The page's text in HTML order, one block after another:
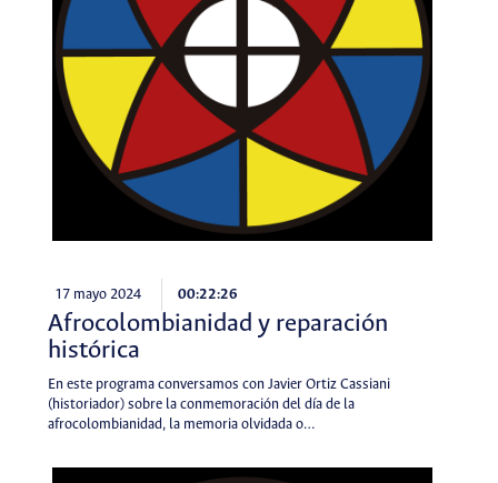
17 mayo 2024 00:22:26
Afrocolombianidad y reparación
histórica
En este programa conversamos con Javier Ortiz Cassiani
(historiador) sobre la conmemoración del día de la
afrocolombianidad, la memoria olvidada o…